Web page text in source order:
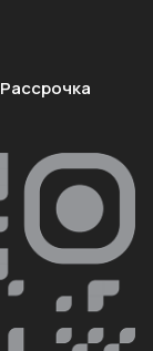
Рассрочка